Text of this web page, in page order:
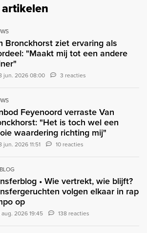
Bronckhorst ziet ervaring als
"Maakt mij tot een andere
jun. 2026 08:00 3 reacties
Feyenoord verraste Van
"Het is toch wel een
waardering richting mij"
jun. 2026 11:51 10 reacties
• Wie vertrekt, wie blijft?
volgen elkaar in rap
op
aug. 2026 19:45 138 reacties